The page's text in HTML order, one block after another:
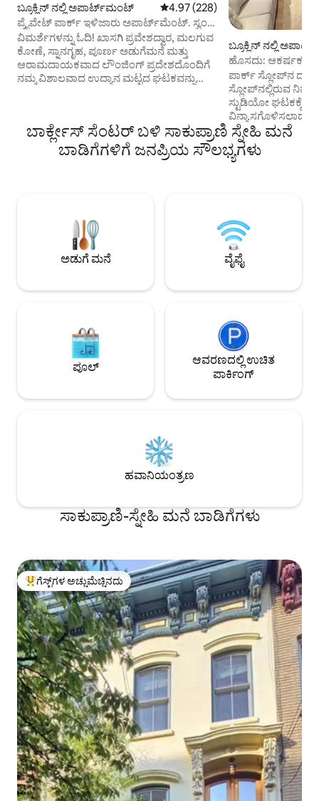
ಬ್ರೂಕ್ಲಿನ್ ನಲ್ಲಿ ಅಪಾರ್ಟ್‌ಮಂಟ್ 5 ರಲ್ಲಿ 4.97 ಸರಾಸರಿ ರೇಟಿಂಗ್, 228
4.97 (228)
ಪ್ರೈವೇಟ್ ಪಾರ್ಕ್ ಇಳಿಜಾರು ಅಪಾರ್ಟ್‌ಮೆಂಟ್. ಸ್ವಂತ
ಪ್ರವೇಶ, ಹಾಸಿಗೆ ಮತ್ತು ಸ್ನಾನಗೃಹ
ವಿಮರ್ಶೆಗಳನ್ನು ಓದಿ! ಖಾಸಗಿ ಪ್ರವೇಶದ್ವಾರ, ಮಲಗುವ
ಕೋಣೆ, ಸ್ನಾನಗೃಹ, ಪೂರ್ಣ ಅಡುಗೆಮನೆ ಮತ್ತು
ಆರಾಮದಾಯಕವಾದ ಲೌಂಜಿಂಗ್ ಪ್ರದೇಶದೊಂದಿಗೆ
ನಮ್ಮ ವಿಶಾಲವಾದ ಉದ್ಯಾನ ಮಟ್ಟದ ಘಟಕವನ್ನು
ಅನುಮೋದಿಸಿದೆ, ದಂಪತಿಗಳು, ಸಣ್ಣ ಕುಟುಂಬಗಳು,
ಏಕಾಂಗಿ ವಿಹಾರ ಅಥವಾ ವ್ಯವಹಾರ ಪ್ರಯಾಣಕ್ಕೆ
ಸೂಕ್ತವಾಗಿದೆ. ಸುಂದರವಾದ ಮತ್ತು
ಯಲ್ಲಿ ಎಲ್ಲಿಗೆ ಬೇಕಾದರೂ ಹೋಗಲು ಹತ್ತಿರದ ಸಬ್‌ವೇ.
ಬ್ರೂಕ್ಲಿನ್ ನಲ್ಲಿ
ಹೊಸದು:
ಪ್ರೈವೇಟ್ ಯಾರ್ಡ್
ಪಾರ್ಕ್ ಸ್ಲೋಪ್‌ನ
ಸ್ಲೋಪ್‌ನಲ್ಲಿರುವ ನಿಮ್ಮ
ಸ್ಟುಡಿಯೋ ಘಟಕಕ್ಕೆ
ವಿನ್ಯಾಸಗೊಳಿಸಲಾದ
ನೇಮಿಸಲಾದ
ಬ್ರೇಕ್‌ಫಾಸ್ಟ್ ಬಾರ್‌ಗೆ
ನಿಜವಾದ ಹೈಲೈಟ್
ಅನುಭವವನ್ನು
ಅವಕಾಶವನ್ನು
ವಾಸ್ತವ್ಯವನ್ನು ಬುಕ್
ಬಾರ್ಕ್ಲೇಸ್ ಸೆಂಟರ್ ಬಳಿ ಸಾಕುಪ್ರಾಣಿ ಸ್ನೇಹಿ ಮನೆ
ಬಾಡಿಗೆಗಳಿಗೆ ಜನಪ್ರಿಯ ಸೌಲಭ್ಯಗಳು
ಅಡುಗೆ ಮನೆ ವೈಫೈ
ಪೂಲ್
ಆವರಣದಲ್ಲಿ ಉಚಿತ
ಪಾರ್ಕಿಂಗ್
ಹವಾನಿಯಂತ್ರಣ
ಸಾಕುಪ್ರಾಣಿ-ಸ್ನೇಹಿ ಮನೆ ಬಾಡಿಗೆಗಳು
ಗೆಸ್ಟ್‌ಗಳಿಗೆ ಅತಿ ಹೆಚ್ಚು ಅಚ್ಚುಮೆಚ್ಚಿನದು
ಗೆಸ್ಟ್‌ಗಳ ಅಚ್ಚುಮೆಚ್ಚಿನದು